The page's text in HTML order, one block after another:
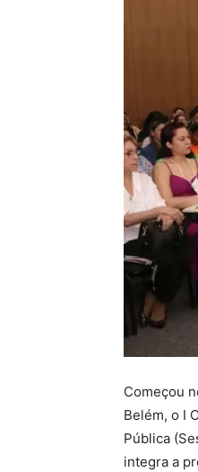
Começou
Belém, o I
Pública
integra a